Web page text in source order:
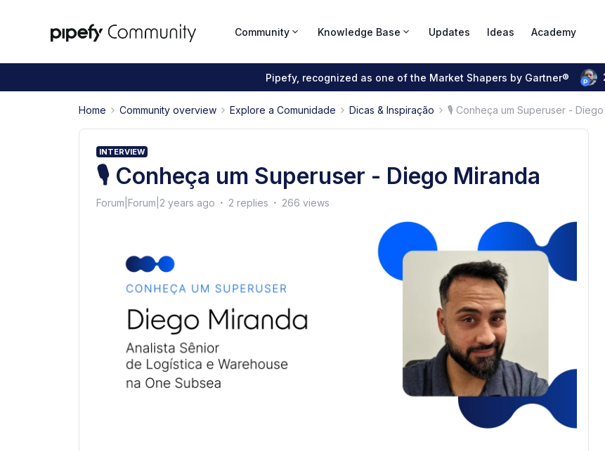
Community Knowledge Base Updates Ideas Academy
Pipefy, recognized as one of the Market Shapers by Gartner®
Home Community overview Explore a Comunidade Dicas & Inspiração 🎙 Conheça um Superuser -
INTERVIEW
🎙 Conheça um Superuser - Diego Miranda
Forum|Forum|2 years ago 2 replies 266 views